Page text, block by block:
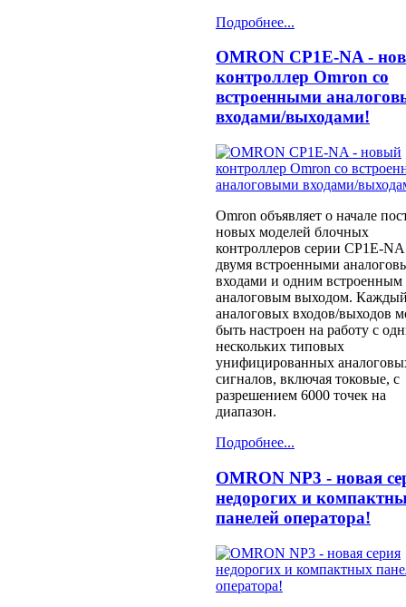
Подробнее...
OMRON CP1E-NA -
контроллер Omron со
встроенными
входами/выходами!
Omron объявляет о начале
новых моделей блочных
контроллеров серии CP1E-NA
двумя встроенными
входами и одним встроенным
аналоговым выходом.
аналоговых входов/выходов
быть настроен на работу с
нескольких типовых
унифицированных
сигналов, включая токовые, с
разрешением 6000 точек на
диапазон.
Подробнее...
OMRON NP3 - новая
недорогих и
панелей оператора!